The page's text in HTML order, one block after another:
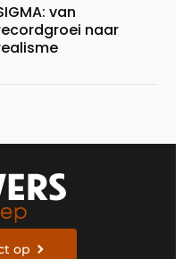
van
naar
op